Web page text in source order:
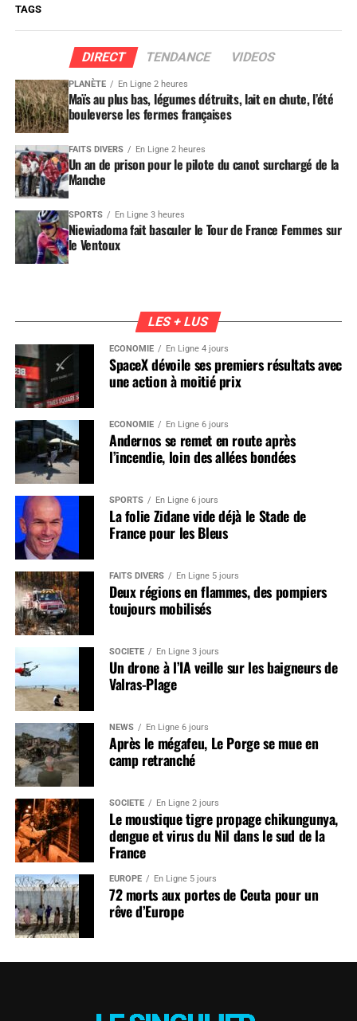
TAGS
DIRECT TENDANCE VIDEOS
PLANÈTE En Ligne 2 heures
Maïs au plus bas, légumes détruits, lait en chute, l’été
bouleverse les fermes françaises
FAITS DIVERS En Ligne 2 heures
Un an de prison pour le pilote du canot surchargé de la
Manche
SPORTS En Ligne 3 heures
Niewiadoma fait basculer le Tour de France Femmes sur
le Ventoux
LES + LUS
ÉCONOMIE En Ligne 4 jours
SpaceX dévoile ses premiers résultats avec
une action à moitié prix
ÉCONOMIE En Ligne 6 jours
Andernos se remet en route après
l’incendie, loin des allées bondées
SPORTS En Ligne 6 jours
La folie Zidane vide déjà le Stade de
France pour les Bleus
FAITS DIVERS En Ligne 5 jours
Deux régions en flammes, des pompiers
toujours mobilisés
SOCIÉTÉ En Ligne 3 jours
Un drone à l’IA veille sur les baigneurs de
Valras-Plage
NEWS En Ligne 6 jours
Après le mégafeu, Le Porge se mue en
camp retranché
SOCIÉTÉ En Ligne 2 jours
Le moustique tigre propage chikungunya,
dengue et virus du Nil dans le sud de la
France
EUROPE En Ligne 5 jours
72 morts aux portes de Ceuta pour un
rêve d’Europe